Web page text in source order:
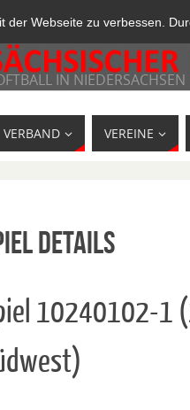
Webseite zu verbessen.
IN NIEDERSACHSEN
VERBAND VEREINE
Details
10240102-1